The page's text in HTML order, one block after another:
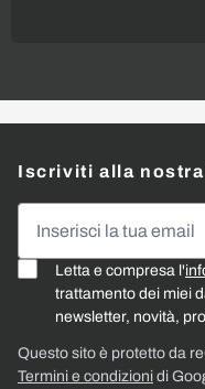
Iscriviti alla
Letta e compresa l'
trattamento dei miei
newsletter, novità,
Questo sito è protetto da
Termini e condizioni di